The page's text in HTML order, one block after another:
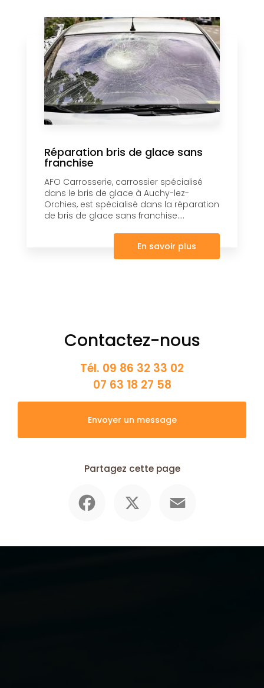
Réparation bris de glace sans
franchise
AFO Carrosserie, carrossier spécialisé
dans le bris de glace à Auchy-lez-
Orchies, est spécialisé dans la réparation
de bris de glace sans franchise....
En savoir plus
Contactez-nous
Tél. 09 86 32 33 02
07 63 18 27 58
Envoyer un message
Partagez cette page